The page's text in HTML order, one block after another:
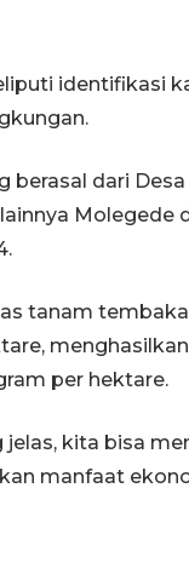
identifikasi
dari
Molegede
tanam
per hektare.
jelas, kita bisa
manfaat